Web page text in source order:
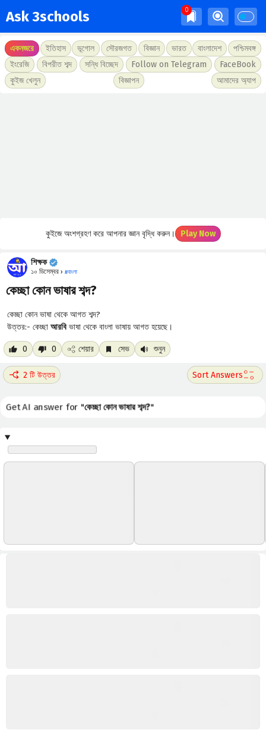
Ask 3schools
একনজরে ইতিহাস ভূগোল সৌরজগত বিজ্ঞান ভারত বাংলাদেশ
পশ্চিমবঙ্গ
ইংরেজি
বিপরীত শব্দ সন্ধি বিচ্ছেদ Follow on Telegram
FaceBook
কুইজ খেলুন
বিজ্ঞাপন আমাদের অ্যাপ
কুইজে অংশগ্রহণ করে আপনার জ্ঞান বৃদ্ধি করুন। Play Now
শিক্ষক
১০ ডিসেম্বর › #বাংলা
কেচ্ছা কোন ভাষার শব্দ?
কেচ্ছা কোন ভাষা থেকে আগত শব্দ?
উত্তর:- কেচ্ছা আরবি ভাষা থেকে বাংলা ভাষায় আগত হয়েছে।
0 0 শেয়ার সেভ শুনুন
2 টি উত্তর
Get AI answer for "কেচ্ছা কোন ভাষার শব্দ?"